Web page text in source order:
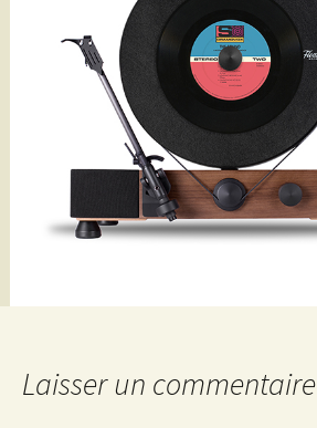
Laisser un commentaire